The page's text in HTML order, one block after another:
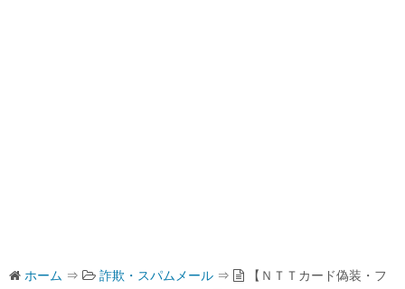
ホーム ⇒ 詐欺・スパムメール ⇒
【ＮＴＴカード偽装・フ